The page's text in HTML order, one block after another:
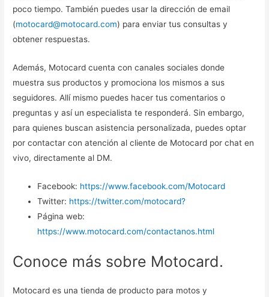
poco tiempo. También puedes usar la dirección de email
(motocard@motocard.com) para enviar tus consultas y
obtener respuestas.
Además, Motocard cuenta con canales sociales donde
muestra sus productos y promociona los mismos a sus
seguidores. Allí mismo puedes hacer tus comentarios o
preguntas y así un especialista te responderá. Sin embargo,
para quienes buscan asistencia personalizada, puedes optar
por contactar con atención al cliente de Motocard por chat en
vivo, directamente al DM.
Facebook: https://www.facebook.com/Motocard
Twitter: https://twitter.com/motocard?
Página web:
https://www.motocard.com/contactanos.html
Conoce más sobre Motocard.
Motocard es una tienda de producto para motos y